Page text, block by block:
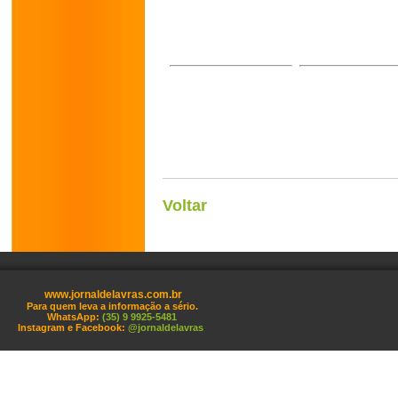
Voltar
www.jornaldelavras.com.br
Para quem leva a informação a sério.
WhatsApp: (35) 9 9925-5481
Instagram e Facebook: @jornaldelavras